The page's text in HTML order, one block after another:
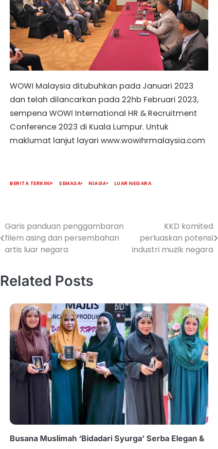
WOWI Malaysia ditubuhkan pada Januari 2023
dan telah dilancarkan pada 22hb Februari 2023,
sempena WOWI International HR & Recruitment
Conference 2023 di Kuala Lumpur. Untuk
maklumat lanjut layari www.wowihrmalaysia.com
BERITA TERKINI SEMASA NIAGA LUAR NEGARA
Garis panduan penggambaran
filem asing dan persembahan
artis luar negara
KKD komited
perluaskan potensi
industri muzik negara
Related Posts
Busana Muslimah ‘Bidadari Syurga’ Serba Elegan &